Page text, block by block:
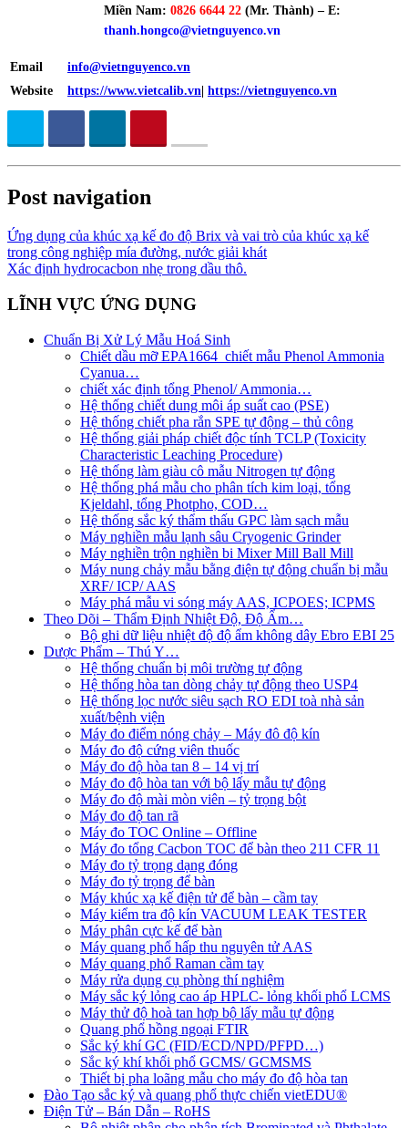
Miền Nam: 0826 6644 22 (Mr. Thành) – E:
thanh.hongco@vietnguyenco.vn
Email
info@vietnguyenco.vn
Website
https://www.vietcalib.vn https://vietnguyenco.vn
Post navigation
Ứng dụng của khúc xạ kế đo độ Brix và vai trò của khúc xạ kế
trong công nghiệp mía đường, nước giải khát
Xác định hydrocacbon nhẹ trong dầu thô.
LĨNH VỰC ỨNG DỤNG
Chuẩn Bị Xử Lý Mẫu Hoá Sinh
Chiết dầu mỡ EPA1664_chiết mẫu Phenol Ammonia
Cyanua…
chiết xác định tổng Phenol/ Ammonia…
Hệ thống chiết dung môi áp suất cao (PSE)
Hệ thống chiết pha rắn SPE tự động – thủ công
Hệ thống giải pháp chiết độc tính TCLP (Toxicity
Characteristic Leaching Procedure)
Hệ thống làm giàu cô mẫu Nitrogen tự động
Hệ thống phá mẫu cho phân tích kim loại, tổng
Kjeldahl, tổng Photpho, COD…
Hệ thống sắc ký thẩm thấu GPC làm sạch mẫu
Máy nghiền mẫu lạnh sâu Cryogenic Grinder
Máy nghiền trộn nghiền bi Mixer Mill Ball Mill
Máy nung chảy mẫu bằng điện tự động chuẩn bị mẫu
XRF/ ICP/ AAS
Máy phá mẫu vi sóng máy AAS, ICPOES; ICPMS
Theo Dõi – Thẩm Định Nhiệt Độ, Độ Ẩm…
Bộ ghi dữ liệu nhiệt độ độ ẩm không dây Ebro EBI 25
Dược Phẩm – Thú Y…
Hệ thống chuẩn bị môi trường tự động
Hệ thống hòa tan dòng chảy tự động theo USP4
Hệ thống lọc nước siêu sạch RO EDI​​ toà nhà sản
xuất/bệnh viện
Máy đo điểm nóng chảy – Máy đô độ kín
Máy đo độ cứng viên thuốc
Máy đo độ hòa tan 8 – 14 vị trí
Máy đo độ hòa tan với bộ lấy mẫu tự động
Máy đo độ mài mòn viên – tỷ trọng bột
Máy đo độ tan rã
Máy đo TOC Online – Offline
Máy đo tổng Cacbon TOC để bàn theo 211 CFR 11
Máy đo tỷ trọng dạng đóng
Máy đo tỷ trọng để bàn
Máy khúc xạ kế điện tử để bàn – cầm tay
Máy kiểm tra độ kín VACUUM LEAK TESTER
Máy phân cực kế để bàn
Máy quang phổ hấp thu nguyên tử AAS
Máy quang phổ Raman cầm tay
Máy rửa dụng cụ phòng thí nghiệm
Máy sắc ký lỏng cao áp HPLC- lỏng khối phổ LCMS
Máy thử độ hoà tan hợp bộ lấy mẫu tự động
Quang phổ hồng ngoại FTIR
Sắc ký khí GC (FID/ECD/NPD/PFPD…)
Sắc ký khí khối phổ GCMS/ GCMSMS
Thiết bị pha loãng mẫu cho máy đo độ hòa tan
Đào Tạo sắc ký và quang phổ thực chiến vietEDU®
Điện Tử – Bán Dẫn – RoHS